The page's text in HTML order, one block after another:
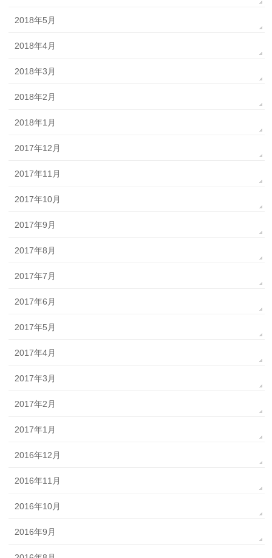
2018年5月
2018年4月
2018年3月
2018年2月
2018年1月
2017年12月
2017年11月
2017年10月
2017年9月
2017年8月
2017年7月
2017年6月
2017年5月
2017年4月
2017年3月
2017年2月
2017年1月
2016年12月
2016年11月
2016年10月
2016年9月